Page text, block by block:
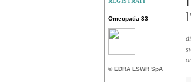
Omeopatia 33
© EDRA LSWR SpA